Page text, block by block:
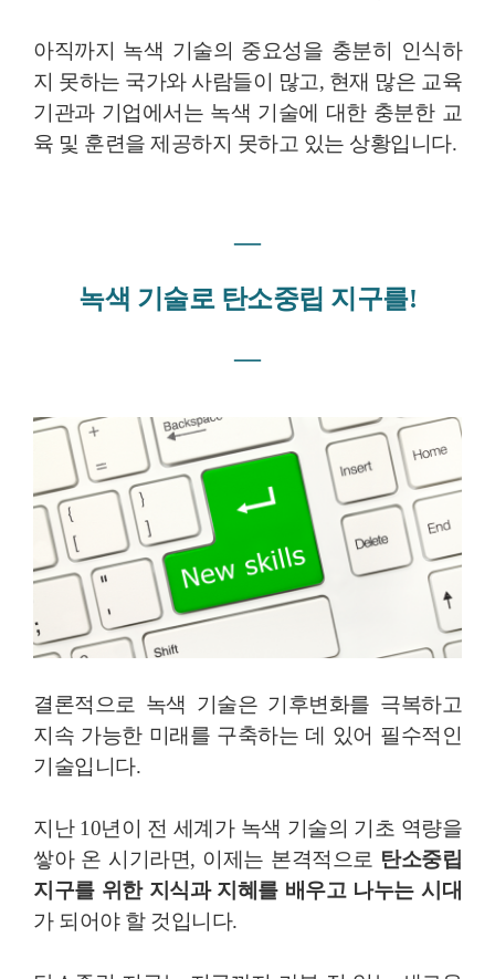
아직까지 녹색 기술의 중요성을 충분히 인식하
지 못하는 국가와 사람들이 많고, 현재 많은 교육
기관과 기업에서는 녹색 기술에 대한 충분한 교
육 및 훈련을 제공하지 못하고 있는 상황입니다.
―
녹색 기술로 탄소중립 지구를!
―
결론적으로 녹색 기술은 기후변화를 극복하고
지속 가능한 미래를 구축하는 데 있어 필수적인
기술입니다.
지난 10년이 전 세계가 녹색 기술의 기초 역량을
쌓아 온 시기라면, 이제는 본격적으로 탄소중립
지구를 위한 지식과 지혜를 배우고 나누는 시대
가 되어야 할 것입니다.